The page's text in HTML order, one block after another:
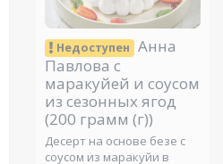
Недоступен Анна
Павлова с
маракуйей и соусом
из сезонных ягод
(200 грамм (г))
Десерт на основе безе с
соусом из маракуйи в